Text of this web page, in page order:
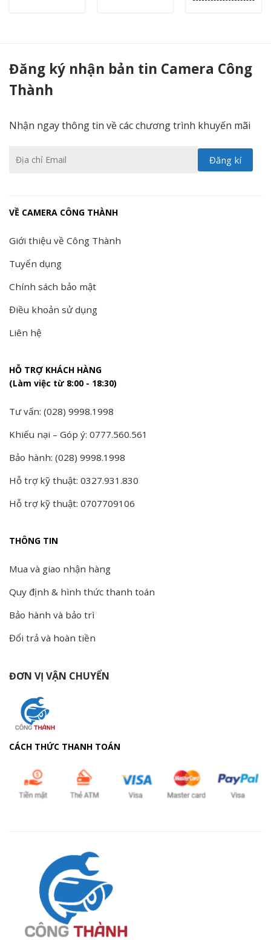
Đăng ký nhận bản tin Camera Công
Thành
Nhận ngay thông tin về các chương trình khuyến mãi
VỀ CAMERA CÔNG THÀNH
Giới thiệu về Công Thành
Tuyển dụng
Chính sách bảo mật
Điều khoản sử dụng
Liên hệ
HỖ TRỢ KHÁCH HÀNG
(Làm việc từ 8:00 - 18:30)
Tư vấn: (028) 9998.1998
Khiếu nại – Góp ý: 0777.560.561
Bảo hành: (028) 9998.1998
Hỗ trợ kỹ thuật: 0327.931.830
Hỗ trợ kỹ thuật: 0707709106
THÔNG TIN
Mua và giao nhận hàng
Quy định & hình thức thanh toán
Bảo hành và bảo trì
Đổi trả và hoàn tiền
ĐƠN VỊ VẬN CHUYỂN
CÁCH THỨC THANH TOÁN